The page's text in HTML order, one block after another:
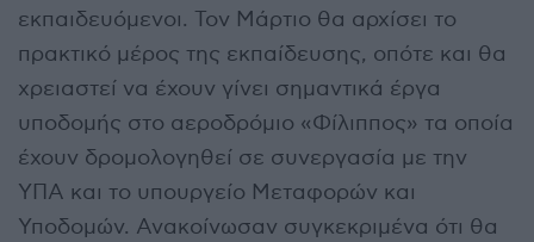
εκπαιδευόμενοι. Τον Μάρτιο θα αρχίσει το
πρακτικό μέρος της εκπαίδευσης, οπότε και θα
χρειαστεί να έχουν γίνει σημαντικά έργα
υποδομής στο αεροδρόμιο «Φίλιππος» τα οποία
έχουν δρομολογηθεί σε συνεργασία με την
ΥΠΑ και το υπουργείο Μεταφορών και
Υποδομών. Ανακοίνωσαν συγκεκριμένα ότι θα